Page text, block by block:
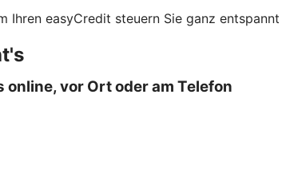
Ihren easyCredit steuern Sie ganz
vor Ort oder am Telefon